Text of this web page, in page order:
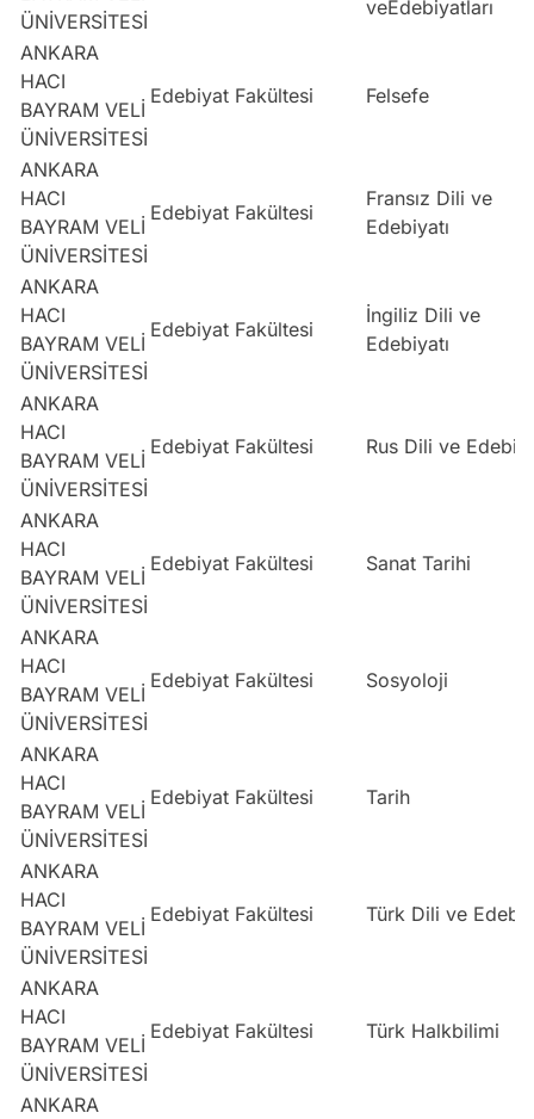
ÜNİVERSİTESİ
veEdebiyatları
ANKARA
HACI
BAYRAM VELİ
ÜNİVERSİTESİ
Edebiyat Fakültesi Felsefe
ANKARA
HACI
BAYRAM VELİ
ÜNİVERSİTESİ
Edebiyat Fakültesi
Fransız Dili ve
Edebiyatı
ANKARA
HACI
BAYRAM VELİ
ÜNİVERSİTESİ
Edebiyat Fakültesi
İngiliz Dili ve
Edebiyatı
ANKARA
HACI
BAYRAM VELİ
ÜNİVERSİTESİ
Edebiyat Fakültesi Rus Dili ve
ANKARA
HACI
BAYRAM VELİ
ÜNİVERSİTESİ
Edebiyat Fakültesi Sanat Tarihi
ANKARA
HACI
BAYRAM VELİ
ÜNİVERSİTESİ
Edebiyat Fakültesi Sosyoloji
ANKARA
HACI
BAYRAM VELİ
ÜNİVERSİTESİ
Edebiyat Fakültesi Tarih
ANKARA
HACI
BAYRAM VELİ
ÜNİVERSİTESİ
Edebiyat Fakültesi Türk Dili ve
ANKARA
HACI
BAYRAM VELİ
ÜNİVERSİTESİ
Edebiyat Fakültesi Türk Halkbilimi
ANKARA